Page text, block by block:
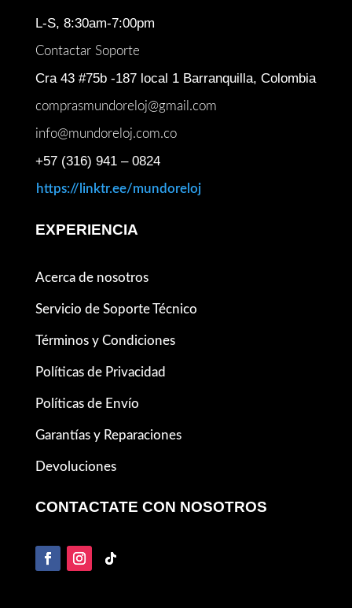
L-S, 8:30am-7:00pm
Contactar Soporte
Cra 43 #75b -187 local 1 Barranquilla, Colombia
comprasmundoreloj@gmail.com
info@mundoreloj.com.co
+57 (316) 941 – 0824
https://linktr.ee/mundoreloj
EXPERIENCIA
Acerca de nosotros
Servicio de Soporte Técnico
Términos y Condiciones
Políticas de Privacidad
Políticas de Envío
Garantías y Reparaciones
Devoluciones
CONTACTATE CON NOSOTROS